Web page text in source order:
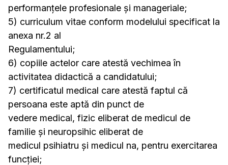
performanțele profesionale și manageriale;
5) curriculum vitae conform modelului specificat la
anexa nr.2 al
Regulamentului;
6) copiile actelor care atestă vechimea în
activitatea didactică a candidatului;
7) certificatul medical care atestă faptul că
persoana este aptă din punct de
vedere medical, fizic eliberat de medicul de
familie și neuropsihic eliberat de
medicul psihiatru și medicul na, pentru exercitarea
funcției;